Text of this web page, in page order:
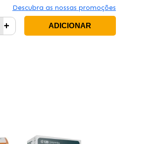
Descubra as nossas promoções
+ ADICIONAR